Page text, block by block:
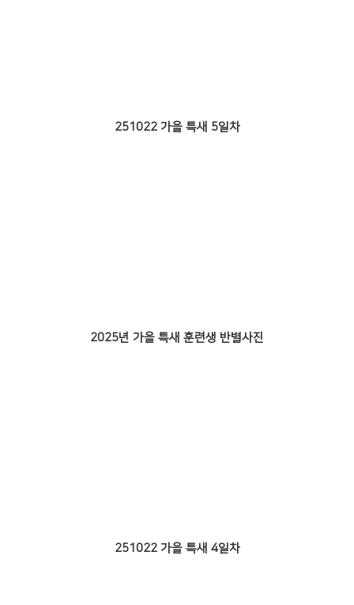
251022 가을 특새 5일차
2025년 가을 특새 훈련생 반별사진
251022 가을 특새 4일차